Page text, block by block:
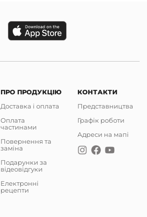
ПРО ПРОДУКЦІЮ
Доставка і оплата
Оплата
частинами
Повернення та
заміна
Подарунки за
відеовідгуки
Електронні
рецепти
КОНТАКТИ
Представництва
Графік роботи
Адреси на мапі